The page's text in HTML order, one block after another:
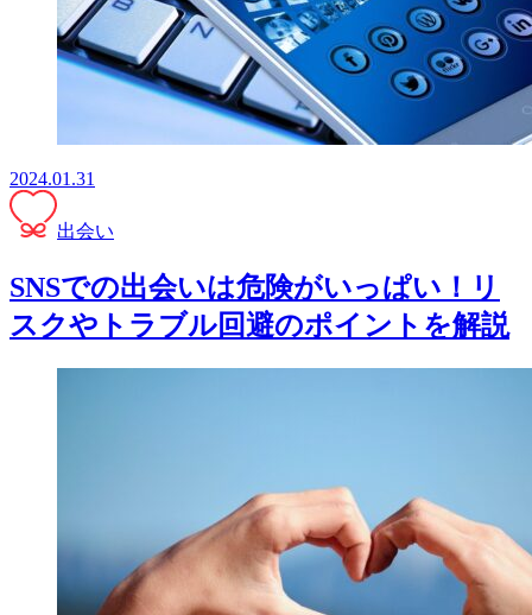
2024.01.31
出会い
SNSでの出会いは危険がいっぱい！リ
スクやトラブル回避のポイントを解説